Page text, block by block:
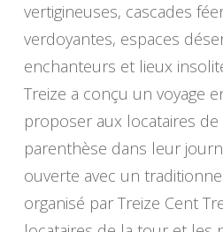
vertigineuses, cascades
verdoyantes, espaces
enchanteurs et lieux
Treize a conçu un voyage
proposer aux locataires
parenthèse dans leur
ouverte avec un
organisé par Treize Cent